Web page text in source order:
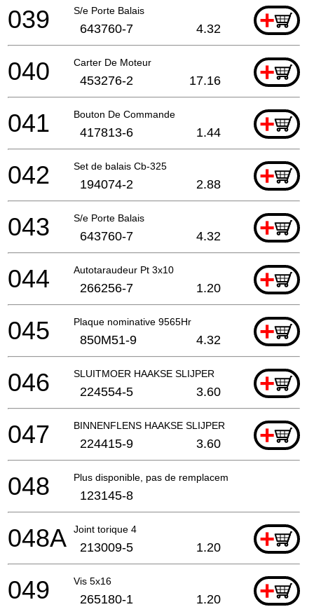
S/e Porte Balais +
039 643760-7 4.32
Carter De Moteur +
040 453276-2 17.16
Bouton De Commande +
041 417813-6 1.44
Set de balais Cb-325 +
042 194074-2 2.88
S/e Porte Balais +
043 643760-7 4.32
Autotaraudeur Pt 3x10 +
044 266256-7 1.20
Plaque nominative 9565Hr +
045 850M51-9 4.32
SLUITMOER HAAKSE SLIJPER +
046 224554-5 3.60
BINNENFLENS HAAKSE SLIJPER EN +
047 224415-9 3.60
Plus disponible, pas de remplacement
048 123145-8
Joint torique 4 +
048A 213009-5 1.20
Vis 5x16 +
049 265180-1 1.20